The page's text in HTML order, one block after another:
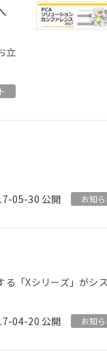
立
05-30
お知
る「Xシリーズ」がシ
04-20
お知